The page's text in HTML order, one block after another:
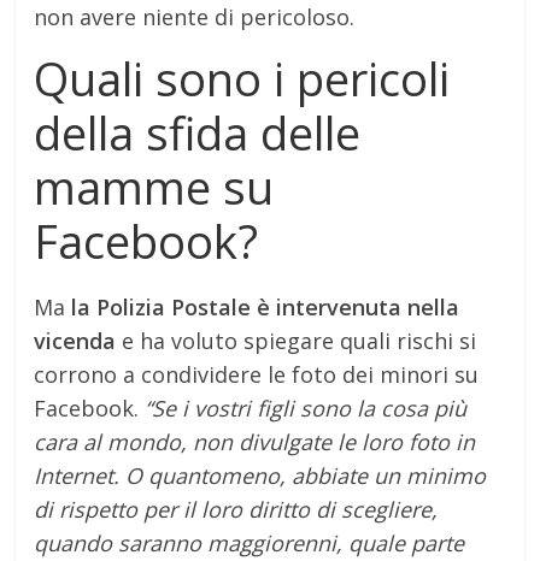
non avere niente di pericoloso.
Quali sono i pericoli
della sfida delle
mamme su
Facebook?
Ma la Polizia Postale è intervenuta nella
vicenda e ha voluto spiegare quali rischi si
corrono a condividere le foto dei minori su
Facebook. “Se i vostri figli sono la cosa più
cara al mondo, non divulgate le loro foto in
Internet. O quantomeno, abbiate un minimo
di rispetto per il loro diritto di scegliere,
quando saranno maggiorenni, quale parte